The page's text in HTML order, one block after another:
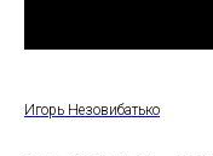
Игорь Незовибатько